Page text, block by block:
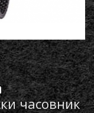
часовник